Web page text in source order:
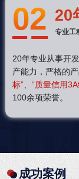
02 20
专业工
20年专业从事开
产能力，严格的
标”、“质量信用
100余项荣誉。
成功案例